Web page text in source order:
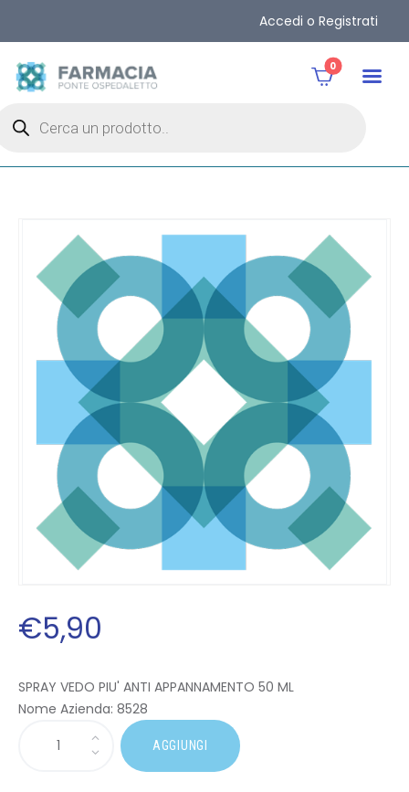
Accedi o Registrati
0
€5,90
SPRAY VEDO PIU' ANTI APPANNAMENTO 50 ML
Nome Azienda: 8528
AGGIUNGI